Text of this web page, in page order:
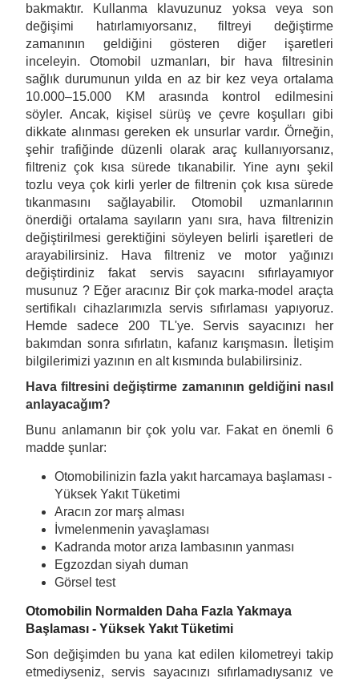
bakmaktır. Kullanma klavuzunuz yoksa veya son
değişimi hatırlamıyorsanız, filtreyi değiştirme
zamanının geldiğini gösteren diğer işaretleri
inceleyin. Otomobil uzmanları, bir hava filtresinin
sağlık durumunun yılda en az bir kez veya ortalama
10.000–15.000 KM arasında kontrol edilmesini
söyler. Ancak, kişisel sürüş ve çevre koşulları gibi
dikkate alınması gereken ek unsurlar vardır. Örneğin,
şehir trafiğinde düzenli olarak araç kullanıyorsanız,
filtreniz çok kısa sürede tıkanabilir. Yine aynı şekil
tozlu veya çok kirli yerler de filtrenin çok kısa sürede
tıkanmasını sağlayabilir. Otomobil uzmanlarının
önerdiği ortalama sayıların yanı sıra, hava filtrenizin
değiştirilmesi gerektiğini söyleyen belirli işaretleri de
arayabilirsiniz. Hava filtreniz ve motor yağınızı
değiştirdiniz fakat servis sayacını sıfırlayamıyor
musunuz ? Eğer aracınız Bir çok marka-model araçta
sertifikalı cihazlarımızla servis sıfırlaması yapıyoruz.
Hemde sadece 200 TL'ye. Servis sayacınızı her
bakımdan sonra sıfırlatın, kafanız karışmasın. İletişim
bilgilerimizi yazının en alt kısmında bulabilirsiniz.
Hava filtresini değiştirme zamanının geldiğini nasıl
anlayacağım?
Bunu anlamanın bir çok yolu var. Fakat en önemli 6
madde şunlar:
Otomobilinizin fazla yakıt harcamaya başlaması -
Yüksek Yakıt Tüketimi
Aracın zor marş alması
İvmelenmenin yavaşlaması
Kadranda motor arıza lambasının yanması
Egzozdan siyah duman
Görsel test
Otomobilin Normalden Daha Fazla Yakmaya
Başlaması - Yüksek Yakıt Tüketimi
Son değişimden bu yana kat edilen kilometreyi takip
etmediyseniz, servis sayacınızı sıfırlamadıysanız ve